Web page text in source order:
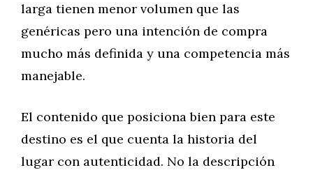
larga tienen menor volumen que las
genéricas pero una intención de compra
mucho más definida y una competencia más
manejable.
El contenido que posiciona bien para este
destino es el que cuenta la historia del
lugar con autenticidad. No la descripción